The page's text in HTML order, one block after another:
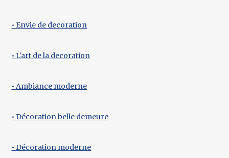
• Envie de decoration
• L'art de la decoration
• Ambiance moderne
• Décoration belle demeure
• Décoration moderne